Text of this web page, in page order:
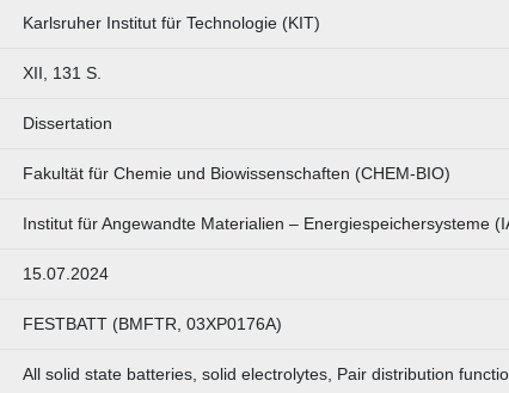
Karlsruher Institut für Technologie (KIT)
XII, 131 S.
Dissertation
Fakultät für Chemie und Biowissenschaften (CHEM-BIO)
Institut für Angewandte Materialien – Energiespeichersysteme
15.07.2024
FESTBATT (BMFTR, 03XP0176A)
All solid state batteries, solid electrolytes, Pair distribution